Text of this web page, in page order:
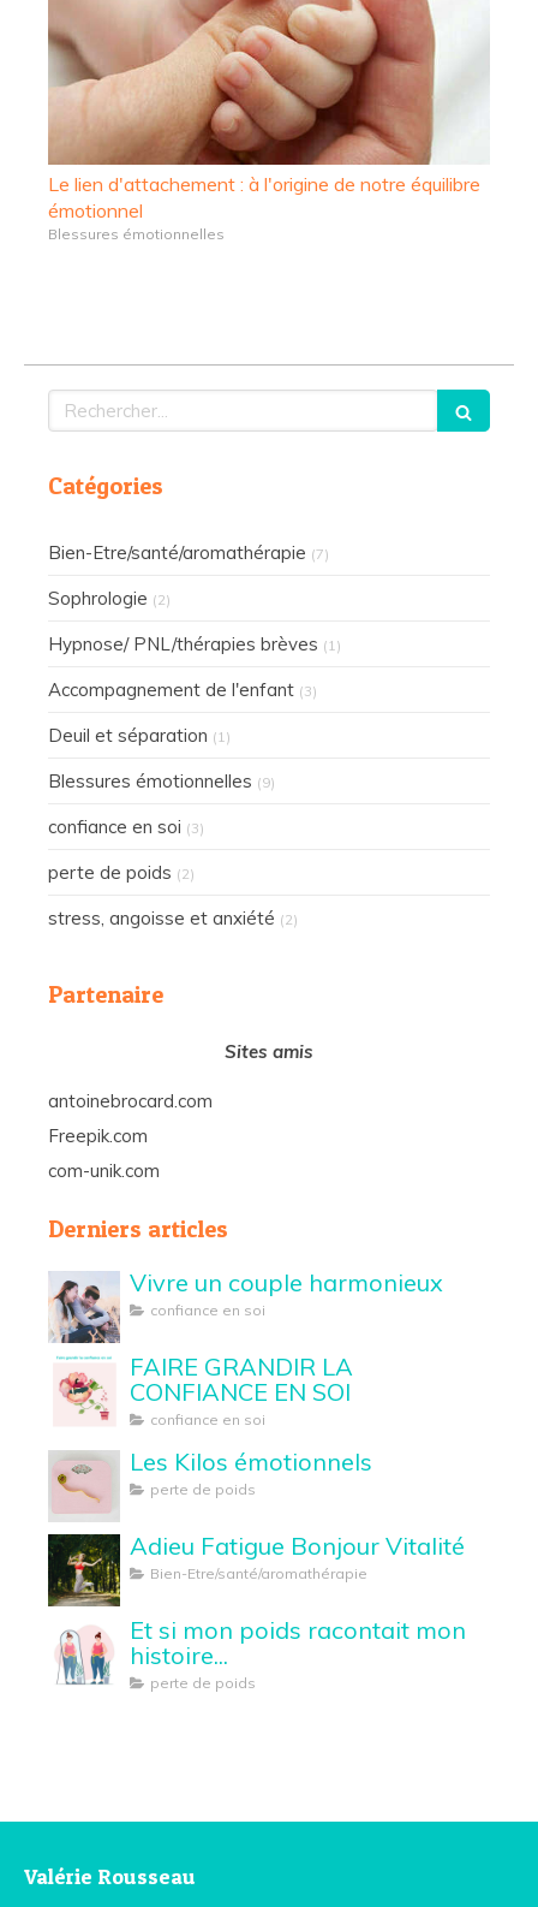
Le lien d'attachement : à l'origine de notre équilibre
émotionnel
Blessures émotionnelles
Rechercher
Catégories
Bien-Etre/santé/aromathérapie (7)
Sophrologie (2)
Hypnose/ PNL/thérapies brèves (1)
Accompagnement de l'enfant (3)
Deuil et séparation (1)
Blessures émotionnelles (9)
confiance en soi (3)
perte de poids (2)
stress, angoisse et anxiété (2)
Partenaire
Sites amis
antoinebrocard.com
Freepik.com
com-unik.com
Derniers articles
Vivre un couple harmonieux
confiance en soi
FAIRE GRANDIR LA
CONFIANCE EN SOI
confiance en soi
Les Kilos émotionnels
perte de poids
Adieu Fatigue Bonjour Vitalité
Bien-Etre/santé/aromathérapie
Et si mon poids racontait mon
histoire...
perte de poids
Valérie Rousseau